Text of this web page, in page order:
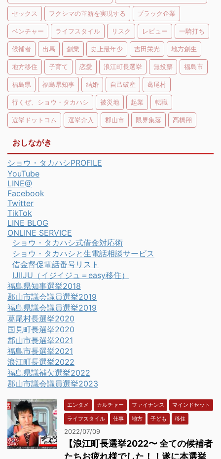
セックス フクシマの革新を実現する ブラック企業
ベンチャー ライフスタイル リスク レビュー 一騎打ち
候補者 出馬 創業 史上最年少 吉田栄光 地方創生
地方移住 子育て 恋愛 浪江町長選挙 無投票 福島市
福島県 福島県知事 結婚 自己破産 葛尾村
行くぜ、ショウ・タカハシ 被災地 起業 転職
選挙ドットコム 選挙介入 郡山市 限界集落 髙橋翔
おしながき
ショウ・タカハシPROFILE
YouTube
LINE@
Facebook
Twitter
TikTok
LINE BLOG
ONLINE SERVICE
ショウ・タカハシ式借金対応術
ショウ・タカハシと生電話相談サービス
借金督促電話番号リスト
IJIIJU（イジイジュ＝easy移住）
福島県知事選挙2018
郡山市議会議員選挙2019
福島県議会議員選挙2019
葛尾村長選挙2020
国見町長選挙2020
郡山市長選挙2021
福島市長選挙2021
浪江町長選挙2022
福島県議補欠選挙2022
郡山市議会議員選挙2023
エンタメ カルチャー ファイナンス
マインドセット
ライフスタイル
仕事 地方 子ども 移住
2022/07/09
【浪江町長選挙2022〜 全ての候補者
たちお疲れ様でした！！遂に本選挙